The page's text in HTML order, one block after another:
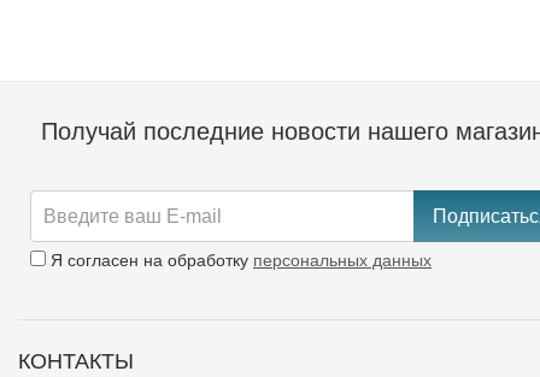
Получай последние новости нашего
Я согласен на обработку персональных данных
КОНТАКТЫ